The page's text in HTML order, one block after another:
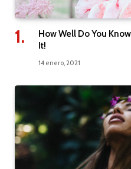
How Well Do You
It!
14 enero, 2021